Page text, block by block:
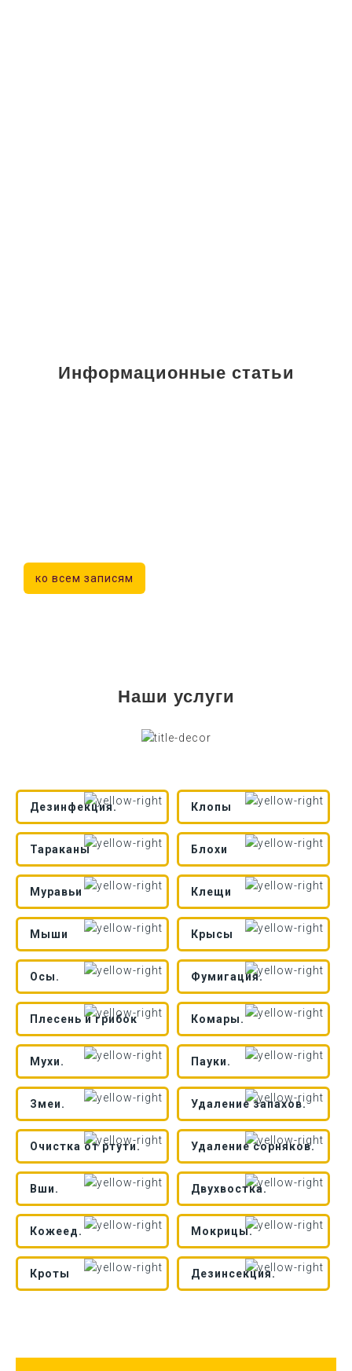
Информационные статьи
ко всем записям
Наши услуги
Дезинфекция. Клопы
Тараканы Блохи
Муравьи Клещи
Мыши Крысы
Осы. Фумигация.
Плесень и грибок Комары.
Мухи. Пауки.
Змеи. Удаление запахов.
Очистка от ртути. Удаление сорняков.
Вши. Двухвостка.
Кожеед. Мокрицы.
Кроты Дезинсекция.